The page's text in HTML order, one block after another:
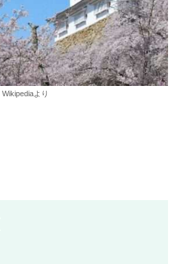
Wikipediaより